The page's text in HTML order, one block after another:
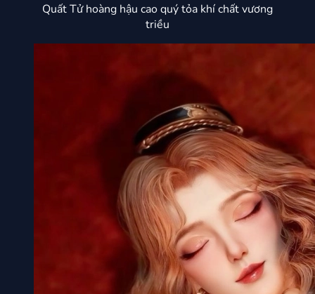
Quất Tử hoàng hậu cao quý tỏa khí chất vương
triều